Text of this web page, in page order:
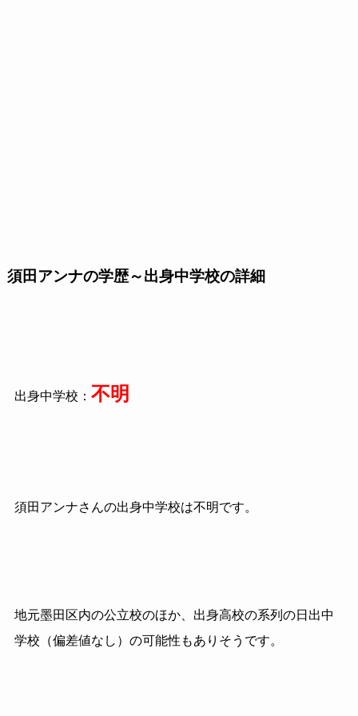
須田アンナの学歴～出身中学校の詳細
出身中学校： 不明
須田アンナさんの出身中学校は不明です。
地元墨田区内の公立校のほか、出身高校の系列の日出中
学校（偏差値なし）の可能性もありそうです。